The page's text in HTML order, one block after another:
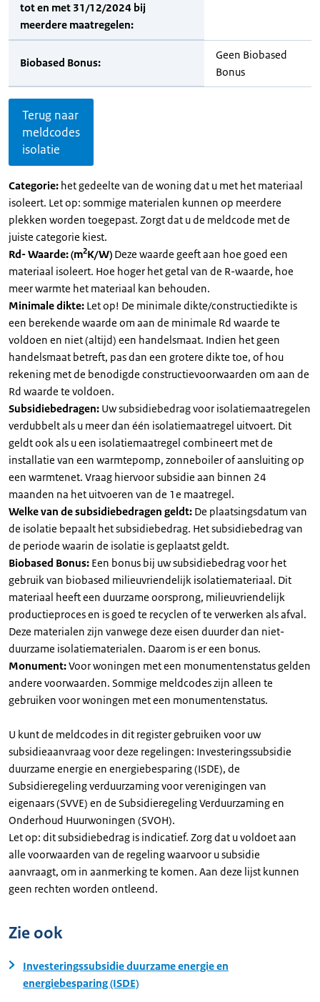
tot en met 31/12/2024 bij
meerdere maatregelen:
Biobased Bonus:
Geen Biobased
Bonus
Terug naar
meldcodes
isolatie
Categorie: het gedeelte van de woning dat u met het materiaal
isoleert. Let op: sommige materialen kunnen op meerdere
plekken worden toegepast. Zorgt dat u de meldcode met de
juiste categorie kiest.
Rd- Waarde: (m2K/W) Deze waarde geeft aan hoe goed een
materiaal isoleert. Hoe hoger het getal van de R-waarde, hoe
meer warmte het materiaal kan behouden.
Minimale dikte: Let op! De minimale dikte/constructiedikte is
een berekende waarde om aan de minimale Rd waarde te
voldoen en niet (altijd) een handelsmaat. Indien het geen
handelsmaat betreft, pas dan een grotere dikte toe, of hou
rekening met de benodigde constructievoorwaarden om aan de
Rd waarde te voldoen.
Subsidiebedragen: Uw subsidiebedrag voor isolatiemaatregelen
verdubbelt als u meer dan één isolatiemaatregel uitvoert. Dit
geldt ook als u een isolatiemaatregel combineert met de
installatie van een warmtepomp, zonneboiler of aansluiting op
een warmtenet. Vraag hiervoor subsidie aan binnen 24
maanden na het uitvoeren van de 1e maatregel.
Welke van de subsidiebedragen geldt: De plaatsingsdatum van
de isolatie bepaalt het subsidiebedrag. Het subsidiebedrag van
de periode waarin de isolatie is geplaatst geldt.
Biobased Bonus: Een bonus bij uw subsidiebedrag voor het
gebruik van biobased milieuvriendelijk isolatiemateriaal. Dit
materiaal heeft een duurzame oorsprong, milieuvriendelijk
productieproces en is goed te recyclen of te verwerken als afval.
Deze materialen zijn vanwege deze eisen duurder dan niet-
duurzame isolatiematerialen. Daarom is er een bonus.
Monument:Voor woningen met een monumentenstatus gelden
andere voorwaarden. Sommige meldcodes zijn alleen te
gebruiken voor woningen met een monumentenstatus.
U kunt de meldcodes in dit register gebruiken voor uw
subsidieaanvraag voor deze regelingen: Investeringssubsidie
duurzame energie en energiebesparing (ISDE), de
Subsidieregeling verduurzaming voor verenigingen van
eigenaars (SVVE) en de Subsidieregeling Verduurzaming en
Onderhoud Huurwoningen (SVOH).
Let op: dit subsidiebedrag is indicatief. Zorg dat u voldoet aan
alle voorwaarden van de regeling waarvoor u subsidie
aanvraagt, om in aanmerking te komen. Aan deze lijst kunnen
geen rechten worden ontleend.
Zie ook
Investeringssubsidie duurzame energie en
energiebesparing (ISDE)